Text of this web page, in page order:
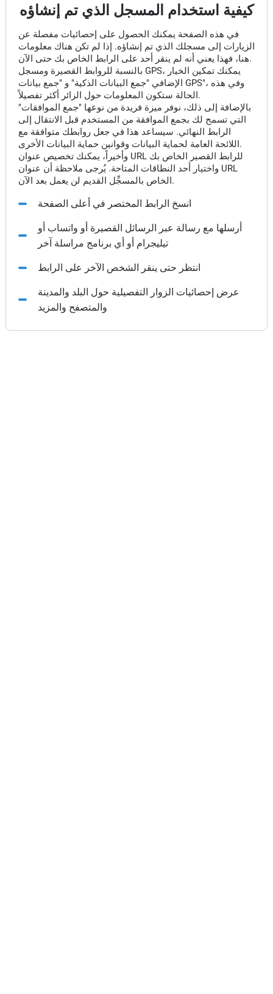
كيفية استخدام المسجل الذي تم إنشاؤه
في هذه الصفحة يمكنك الحصول على إحصائيات مفصلة عن
الزيارات إلى مسجلك الذي تم إنشاؤه. إذا لم تكن هناك معلومات
هنا، فهذا يعني أنه لم ينقر أحد على الرابط الخاص بك حتى الآن.
بالنسبة للروابط القصيرة ومسجل GPS، يمكنك تمكين الخيار
الإضافي "جمع البيانات الذكية" و "جمع بيانات GPS"، وفي هذه
الحالة ستكون المعلومات حول الزائر أكثر تفصيلاً.
بالإضافة إلى ذلك، نوفر ميزة فريدة من نوعها "جمع الموافقات"
التي تسمح لك بجمع الموافقة من المستخدم قبل الانتقال إلى
الرابط النهائي. سيساعد هذا في جعل روابطك متوافقة مع
اللائحة العامة لحماية البيانات وقوانين حماية البيانات الأخرى.
وأخيراً، يمكنك تخصيص عنوان URL للرابط القصير الخاص بك
واختيار أحد النطاقات المتاحة. يُرجى ملاحظة أن عنوان URL
الخاص بالمسجِّل القديم لن يعمل بعد الآن.
انسخ الرابط المختصر في أعلى الصفحة
أرسلها مع رسالة عبر الرسائل القصيرة أو واتساب أو
تيليجرام أو أي برنامج مراسلة آخر
انتظر حتى ينقر الشخص الآخر على الرابط
عرض إحصائيات الزوار التفصيلية حول البلد والمدينة
والمتصفح والمزيد